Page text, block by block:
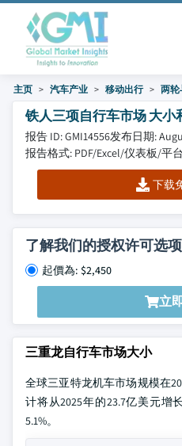
主页 汽车产业 移动出行 两轮
铁人三项自行车市场 大小
报告 ID: GMI14556发布日期:
报告格式: PDF/Excel/仪表板/平台
下载
了解我们的授权许可选
起價為: $2,450
立
三重龙自行车市场大小
全球三亚特龙机车市场规模在
计将从2025年的23.7亿美元增
5.1%。